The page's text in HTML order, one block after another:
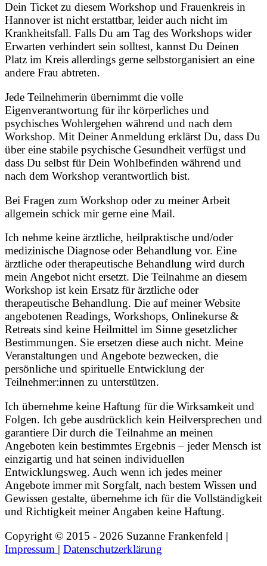
Dein Ticket zu diesem Workshop und Frauenkreis in
Hannover ist nicht erstattbar, leider auch nicht im
Krankheitsfall. Falls Du am Tag des Workshops wider
Erwarten verhindert sein solltest, kannst Du Deinen
Platz im Kreis allerdings gerne selbstorganisiert an eine
andere Frau abtreten.
Jede Teilnehmerin übernimmt die volle
Eigenverantwortung für ihr körperliches und
psychisches Wohlergehen während und nach dem
Workshop. Mit Deiner Anmeldung erklärst Du, dass Du
über eine stabile psychische Gesundheit verfügst und
dass Du selbst für Dein Wohlbefinden während und
nach dem Workshop verantwortlich bist.
Bei Fragen zum Workshop oder zu meiner Arbeit
allgemein schick mir gerne eine Mail.
Ich nehme keine ärztliche, heilpraktische und/oder
medizinische Diagnose oder Behandlung vor. Eine
ärztliche oder therapeutische Behandlung wird durch
mein Angebot nicht ersetzt. Die Teilnahme an diesem
Workshop ist kein Ersatz für ärztliche oder
therapeutische Behandlung. Die auf meiner Website
angebotenen Readings, Workshops, Onlinekurse &
Retreats sind keine Heilmittel im Sinne gesetzlicher
Bestimmungen. Sie ersetzen diese auch nicht. Meine
Veranstaltungen und Angebote bezwecken, die
persönliche und spirituelle Entwicklung der
Teilnehmer:innen zu unterstützen.
Ich übernehme keine Haftung für die Wirksamkeit und
Folgen. Ich gebe ausdrücklich kein Heilversprechen und
garantiere Dir durch die Teilnahme an meinen
Angeboten kein bestimmtes Ergebnis – jeder Mensch ist
einzigartig und hat seinen individuellen
Entwicklungsweg. Auch wenn ich jedes meiner
Angebote immer mit Sorgfalt, nach bestem Wissen und
Gewissen gestalte, übernehme ich für die Vollständigkeit
und Richtigkeit meiner Angaben keine Haftung.
Copyright © 2015 - 2026 Suzanne Frankenfeld |
Impressum | Datenschutzerklärung